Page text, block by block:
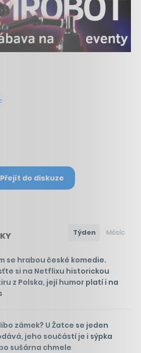
Přejít do diskuze
Týden Měsíc
se hrabou české komedie.
si na Netflixu historickou
z Polska, její humor platí i na
zámek? U Žatce se jeden
jeho součástí je i sýpka
sušárna chmele